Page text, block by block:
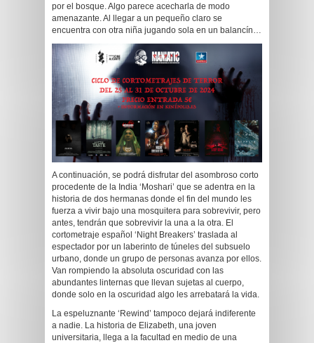
por el bosque. Algo parece acecharla de modo
amenazante. Al llegar a un pequeño claro se
encuentra con otra niña jugando sola en un balancín…
A continuación, se podrá disfrutar del asombroso corto
procedente de la India ‘Moshari’ que se adentra en la
historia de dos hermanas donde el fin del mundo les
fuerza a vivir bajo una mosquitera para sobrevivir, pero
antes, tendrán que sobrevivir la una a la otra. El
cortometraje español ‘Night Breakers’ traslada al
espectador por un laberinto de túneles del subsuelo
urbano, donde un grupo de personas avanza por ellos.
Van rompiendo la absoluta oscuridad con las
abundantes linternas que llevan sujetas al cuerpo,
donde solo en la oscuridad algo les arrebatará la vida.
La espeluznante ‘Rewind’ tampoco dejará indiferente
a nadie. La historia de Elizabeth, una joven
universitaria, llega a la facultad en medio de una